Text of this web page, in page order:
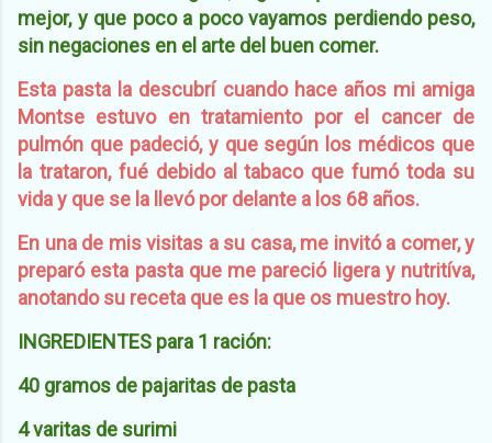
mejor, y que poco a poco vayamos perdiendo peso,
sin negaciones en el arte del buen comer.
Esta pasta la descubrí cuando hace años mi amiga
Montse estuvo en tratamiento por el cancer de
pulmón que padeció, y que según los médicos que
la trataron, fué debido al tabaco que fumó toda su
vida y que se la llevó por delante a los 68 años.
En una de mis visitas a su casa, me invitó a comer, y
preparó esta pasta que me pareció ligera y nutritíva,
anotando su receta que es la que os muestro hoy.
INGREDIENTES para 1 ración:
40 gramos de pajaritas de pasta
4 varitas de surimi